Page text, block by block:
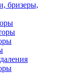
бризеры,